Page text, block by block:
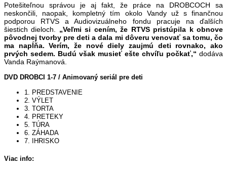
Potešiteľnou správou je aj fakt, že práce na DROBCOCH sa
neskončili, naopak, kompletný tím okolo Vandy už s finančnou
podporou RTVS a Audiovizuálneho fondu pracuje na ďalších
šiestich dieloch. „Veľmi si cením, že RTVS pristúpila k obnove
pôvodnej tvorby pre deti a dala mi dôveru venovať sa tomu, čo
ma napĺňa. Verím, že nové diely zaujmú deti rovnako, ako
prvých sedem. Budú však musieť ešte chvíľu počkať,“ dodáva
Vanda Raýmanová.
DVD DROBCI 1-7 / Animovaný seriál pre deti
1. PREDSTAVENIE
2. VÝLET
3. TORTA
4. PRETEKY
5. TÚRA
6. ZÁHADA
7. IHRISKO
Viac info: